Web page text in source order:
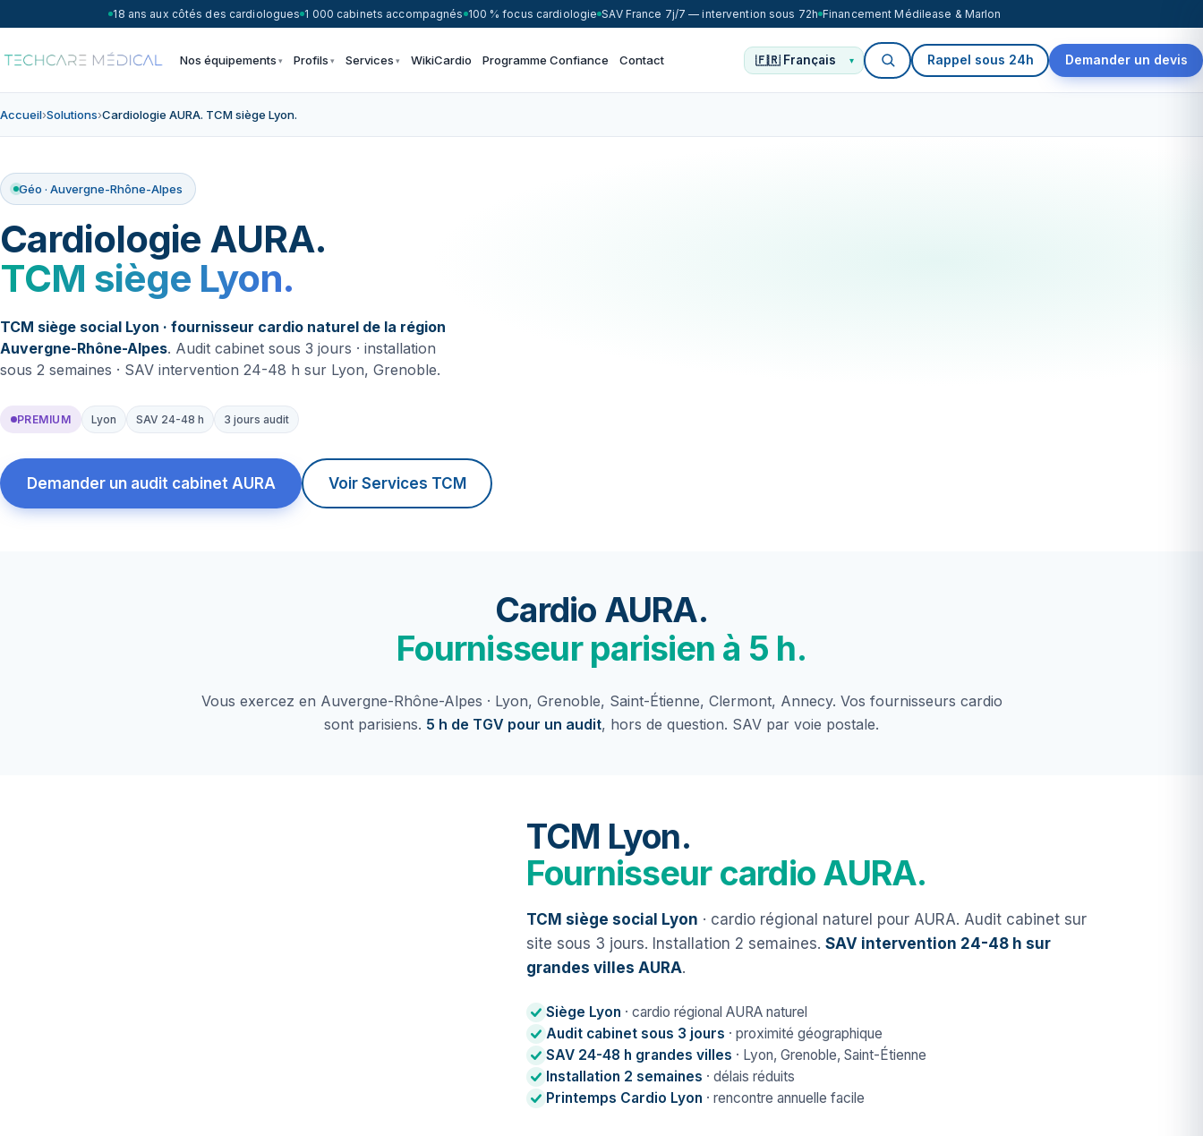
18 ans aux côtés des cardiologues 1 000 cabinets accompagnés 100 % focus cardiologie SAV France 7j/7 — intervention sous 72h Financement Médilease & Marlon
Nos équipements Profils Services WikiCardio Programme Confiance Contact Rappel sous 24h Demander un devis
Accueil›Solutions›Cardiologie AURA. TCM siège Lyon.
Géo · Auvergne-Rhône-Alpes
Cardiologie AURA.
TCM siège Lyon.
TCM siège social Lyon · fournisseur cardio naturel de la région
Auvergne-Rhône-Alpes. Audit cabinet sous 3 jours · installation
sous 2 semaines · SAV intervention 24-48 h sur Lyon, Grenoble.
PREMIUM Lyon SAV 24-48 h 3 jours audit
Demander un audit cabinet AURA Voir Services TCM
Cardio AURA.
Fournisseur parisien à 5 h.
Vous exercez en Auvergne-Rhône-Alpes · Lyon, Grenoble, Saint-Étienne, Clermont, Annecy. Vos fournisseurs cardio
sont parisiens. 5 h de TGV pour un audit, hors de question. SAV par voie postale.
TCM Lyon.
Fournisseur cardio AURA.
TCM siège social Lyon · cardio régional naturel pour AURA. Audit cabinet sur
site sous 3 jours. Installation 2 semaines. SAV intervention 24-48 h sur
grandes villes AURA.
Siège Lyon · cardio régional AURA naturel
Audit cabinet sous 3 jours · proximité géographique
SAV 24-48 h grandes villes · Lyon, Grenoble, Saint-Étienne
Installation 2 semaines · délais réduits
Printemps Cardio Lyon · rencontre annuelle facile